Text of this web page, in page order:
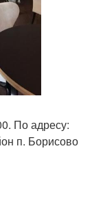
По адресу:
п. Борисово